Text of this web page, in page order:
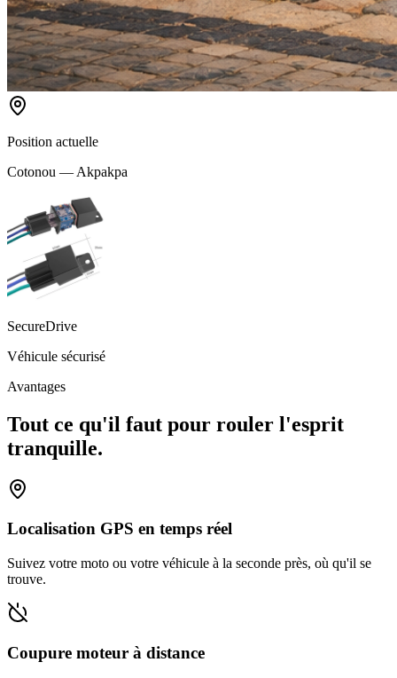
Position actuelle
Cotonou — Akpakpa
SecureDrive
Véhicule sécurisé
Avantages
Tout ce qu'il faut pour rouler l'esprit
tranquille.
Localisation GPS en temps réel
Suivez votre moto ou votre véhicule à la seconde près, où qu'il se
trouve.
Coupure moteur à distance